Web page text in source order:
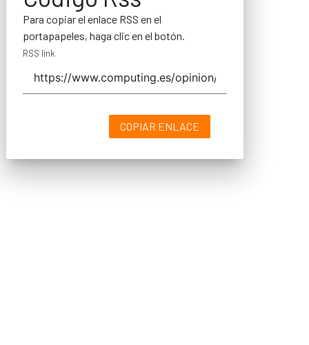
Para copiar el enlace RSS en el
portapapeles, haga clic en el botón.
RSS link
COPIAR ENLACE